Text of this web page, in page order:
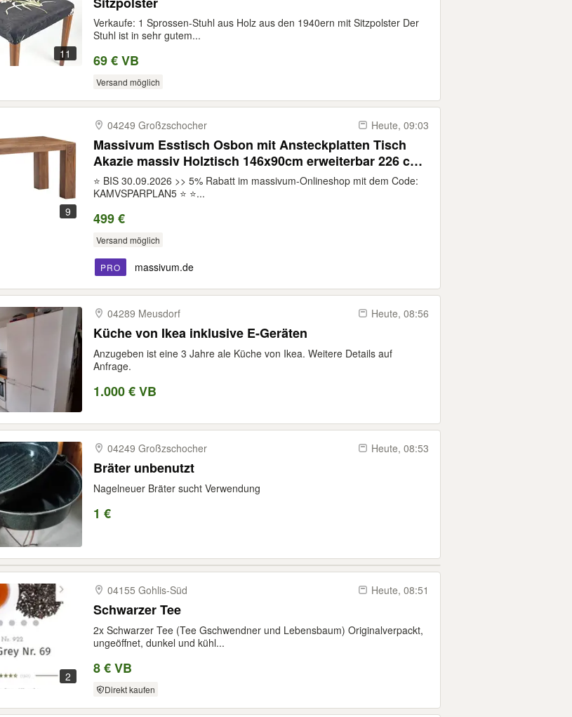
11
Verkaufe: 1 Sprossen-Stuhl aus Holz aus den 1940ern mit Sitzpolster Der
Stuhl ist in sehr gutem...
69 € VB
Versand möglich
9
04249 Großzschocher Heute, 09:03
Massivum Esstisch Osbon mit Ansteckplatten Tisch
Akazie massiv Holztisch 146x90cm erweiterbar 226 cm
Esszimmer Wohnmöbel Speisezimmer Küchentisch
Massivholz Echtholz Akazienholz Esszimmermöbel
⭐ BIS 30.09.2026 >> 5% Rabatt im massivum-Onlineshop mit dem Code:
KAMVSPARPLAN5 ⭐ ⭐...
499 €
Versand möglich
PRO massivum.de
04289 Meusdorf Heute, 08:56
Küche von Ikea inklusive E-Geräten
Anzugeben ist eine 3 Jahre ale Küche von Ikea. Weitere Details auf
Anfrage.
1.000 € VB
04249 Großzschocher Heute, 08:53
Bräter unbenutzt
Nagelneuer Bräter sucht Verwendung
1 €
2
04155 Gohlis-​Süd Heute, 08:51
Schwarzer Tee
2x Schwarzer Tee (Tee Gschwendner und Lebensbaum) Originalverpackt,
ungeöffnet, dunkel und kühl...
8 € VB
Direkt kaufen